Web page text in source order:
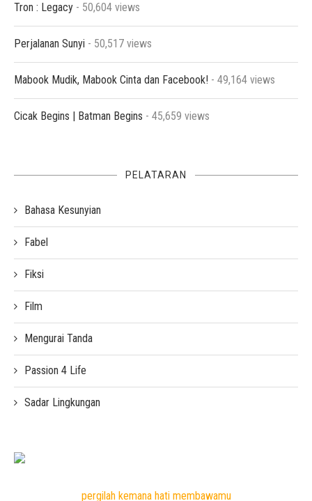
Tron : Legacy - 50,604 views
Perjalanan Sunyi - 50,517 views
Mabook Mudik, Mabook Cinta dan Facebook! - 49,164 views
Cicak Begins | Batman Begins - 45,659 views
PELATARAN
Bahasa Kesunyian
Fabel
Fiksi
Film
Mengurai Tanda
Passion 4 Life
Sadar Lingkungan
pergilah kemana hati membawamu